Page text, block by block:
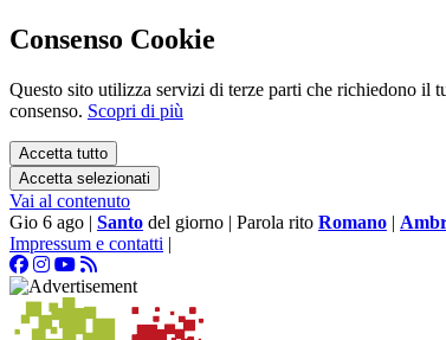
Consenso Cookie
Questo sito utilizza servizi di terze parti che richiedono il
consenso. Scopri di più
Accetta tutto
Accetta selezionati
Vai al contenuto
Gio 6 ago | Santo del giorno | Parola rito Romano |
Impressum e contatti |